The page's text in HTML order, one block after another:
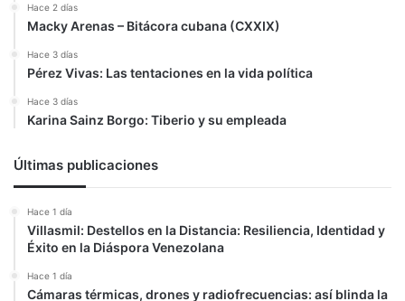
Hace 2 días
Macky Arenas – Bitácora cubana (CXXIX)
Hace 3 días
Pérez Vivas: Las tentaciones en la vida política
Hace 3 días
Karina Sainz Borgo: Tiberio y su empleada
Últimas publicaciones
Hace 1 día
Villasmil: Destellos en la Distancia: Resiliencia, Identidad y
Éxito en la Diáspora Venezolana
Hace 1 día
Cámaras térmicas, drones y radiofrecuencias: así blinda la